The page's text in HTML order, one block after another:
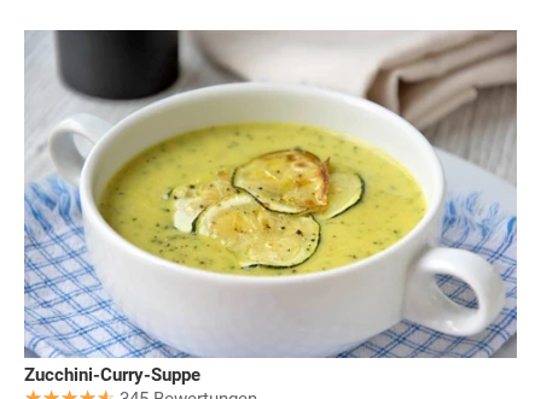
Zucchini-Curry-Suppe